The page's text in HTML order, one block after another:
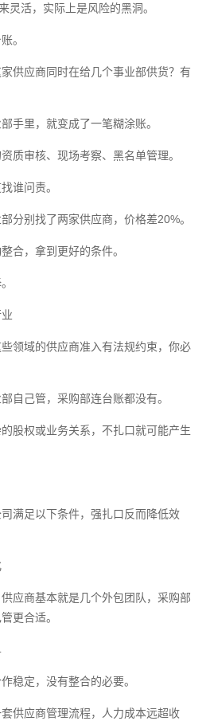
灵活，实际上是风险的黑洞。
。
供应商同时在给几个事业部供货？有
手里，就变成了一笔糊涂账。
质审核、现场考察、黑名单管理。
谁问责。
分别找了两家供应商，价格差20%。
合，拿到更好的条件。
领域的供应商准入有法规约束，你必
自己管，采购部连台账都没有。
股权或业务关系，不扎口就可能产生
满足以下条件，强扎口反而降低效
应商基本就是几个外包团队，采购部
更合适。
稳定，没有整合的必要。
供应商管理流程，人力成本远超收